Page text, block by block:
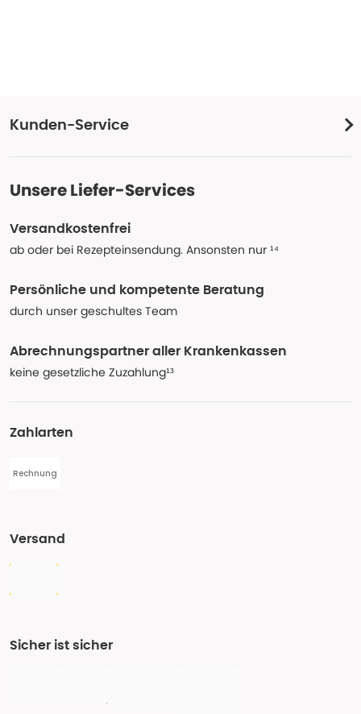
Kunden-Service
Unsere Liefer-Services
Versandkostenfrei
ab oder bei Rezepteinsendung. Ansonsten nur ¹⁴
Persönliche und kompetente Beratung
durch unser geschultes Team
Abrechnungspartner aller Krankenkassen
keine gesetzliche Zuzahlung¹³
Zahlarten
Rechnung
Versand
Sicher ist sicher